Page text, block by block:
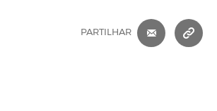
PARTILHAR